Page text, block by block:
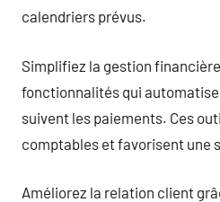
calendriers prévus.
Simplifiez la gestion
fonctionnalités qui
suivent les paiements. Ces
comptables et favorisent une
Améliorez la relation client